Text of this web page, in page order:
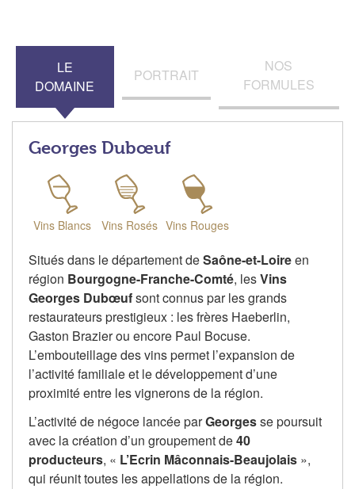
LE
DOMAINE
PORTRAIT
NOS
FORMULES
Georges Dubœuf
Vins Blancs Vins Rosés Vins Rouges
Situés dans le département deSaône-et-Loireen
région Bourgogne-Franche-Comté, lesVins
Georges Dubœufsont connus par les grands
restaurateurs prestigieux : les frères Haeberlin,
Gaston Brazier ou encore Paul Bocuse.
L’embouteillage des vins permet l’expansion de
l’activité familiale et le développement d’une
proximité entre les vignerons de la région.
L’activité de négoce lancée parGeorgesse poursuit
avec la création d’un groupement de40
producteurs, « L’Ecrin Mâconnais-Beaujolais »,
qui réunit toutes les appellations de la région.